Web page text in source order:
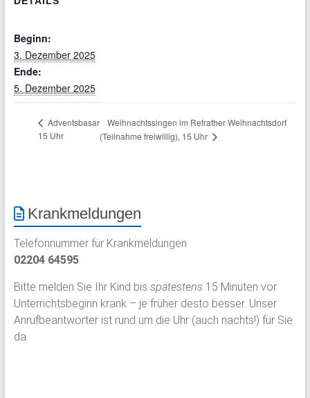
Beginn:
3. Dezember 2025
Ende:
5. Dezember 2025
Adventsbasar
15 Uhr
Weihnachtssingen im Refrather Weihnachtsdorf
(Teilnahme freiwillig), 15 Uhr
Krankmeldungen
Telefonnummer für Krankmeldungen
02204 64595
Bitte melden Sie Ihr Kind bis spätestens 15 Minuten vor
Unterrichtsbeginn krank – je früher desto besser. Unser
Anrufbeantworter ist rund um die Uhr (auch nachts!) für Sie
da.